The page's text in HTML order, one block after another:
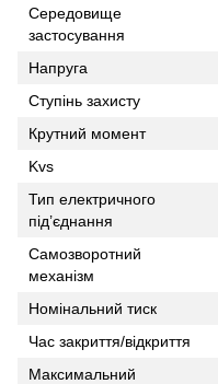
Середовище
застосування
Напруга
Ступінь захисту
Крутний момент
Kvs
Тип електричного
під’єднання
Самозворотний
механізм
Номінальний тиск
Час закриття/відкриття
Максимальний